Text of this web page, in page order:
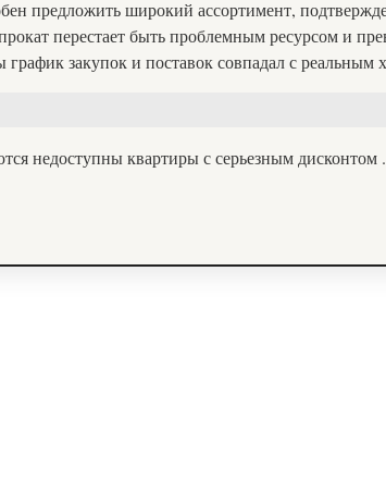
предложить широкий ассортимент,
перестает быть проблемным ресурсом и
график закупок и поставок совпадал с
недоступны квартиры с серьезным дисконтом .